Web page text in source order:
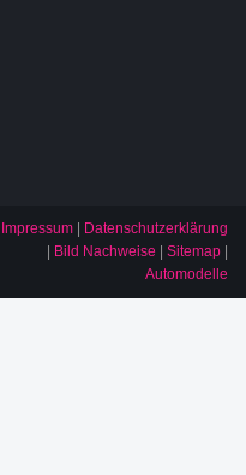
Impressum
Datenschutzerklärung
Bild Nachweise Sitemap
Automodelle